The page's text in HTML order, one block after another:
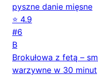
pyszne danie mięsne
⭐ 4.9
#6
B
Brokułowa z fetą –
warzywne w 30 minut